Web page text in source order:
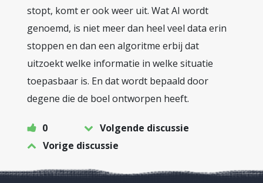
stopt, komt er ook weer uit. Wat AI wordt
genoemd, is niet meer dan heel veel data erin
stoppen en dan een algoritme erbij dat
uitzoekt welke informatie in welke situatie
toepasbaar is. En dat wordt bepaald door
degene die de boel ontworpen heeft.
0
Volgende discussie
Vorige discussie